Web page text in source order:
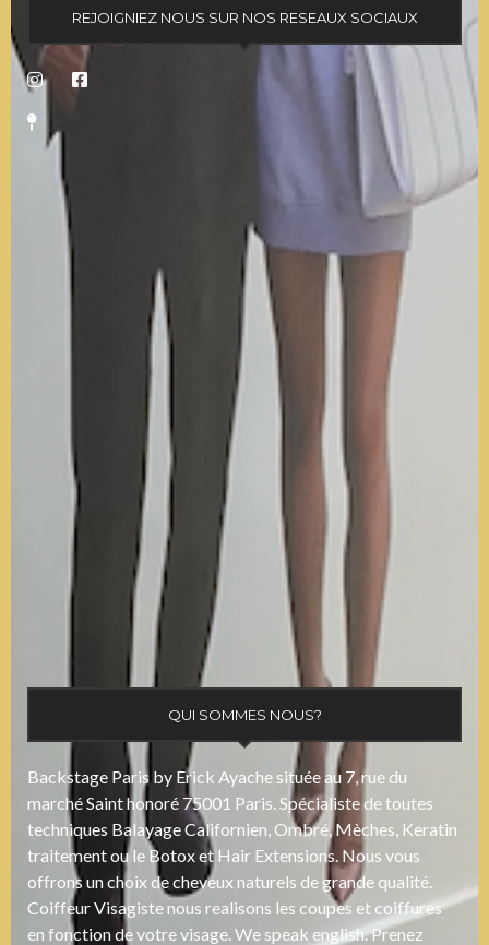
REJOIGNIEZ NOUS SUR NOS RESEAUX SOCIAUX
QUI SOMMES NOUS?
Backstage Paris by Erick Ayache située au 7, rue du
marché Saint honoré 75001 Paris. Spécialiste de toutes
techniques Balayage Californien, Ombré, Mèches, Keratin
traitement ou le Botox et Hair Extensions. Nous vous
offrons un choix de cheveux naturels de grande qualité.
Coiffeur Visagiste nous realisons les coupes et coiffures
en fonction de votre visage. We speak english. Prenez